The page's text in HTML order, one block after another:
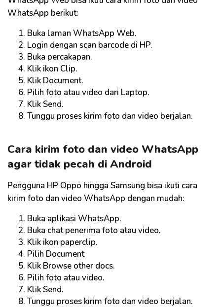
WhatsApp berikut:
Buka laman WhatsApp Web.
Login dengan scan barcode di HP.
Buka percakapan.
Klik ikon Clip.
Klik Document.
Pilih foto atau video dari Laptop.
Klik Send.
Tunggu proses kirim foto dan video berjalan.
Cara kirim foto dan video WhatsApp
agar tidak pecah di Android
Pengguna HP Oppo hingga Samsung bisa ikuti cara
kirim foto dan video WhatsApp dengan mudah:
Buka aplikasi WhatsApp.
Buka chat penerima foto atau video.
Klik ikon paperclip.
Pilih Document
Klik Browse other docs.
Pilih foto atau video.
Klik Send.
Tunggu proses kirim foto dan video berjalan.